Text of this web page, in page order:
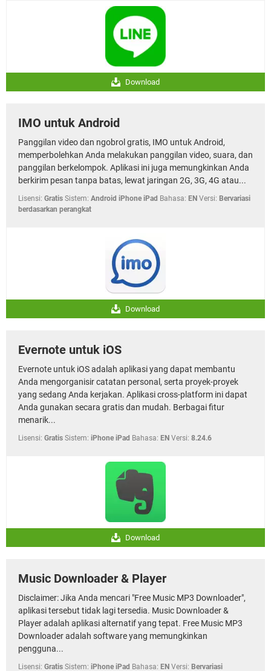
Download
IMO untuk Android
Panggilan video dan ngobrol gratis, IMO untuk Android,
memperbolehkan Anda melakukan panggilan video, suara, dan
panggilan berkelompok. Aplikasi ini juga memungkinkan Anda
berkirim pesan tanpa batas, lewat jaringan 2G, 3G, 4G atau...
Lisensi: Gratis Sistem: Android iPhone iPad Bahasa: EN Versi: Bervariasi
berdasarkan perangkat
Download
Evernote untuk iOS
Evernote untuk iOS adalah aplikasi yang dapat membantu
Anda mengorganisir catatan personal, serta proyek-proyek
yang sedang Anda kerjakan. Aplikasi cross-platform ini dapat
Anda gunakan secara gratis dan mudah. Berbagai fitur
menarik...
Lisensi: Gratis Sistem: iPhone iPad Bahasa: EN Versi: 8.24.6
Download
Music Downloader & Player
Disclaimer: Jika Anda mencari "Free Music MP3 Downloader",
aplikasi tersebut tidak lagi tersedia. Music Downloader &
Player adalah aplikasi alternatif yang tepat. Free Music MP3
Downloader adalah software yang memungkinkan
pengguna...
Lisensi: Gratis Sistem: iPhone iPad Bahasa: EN Versi: Bervariasi